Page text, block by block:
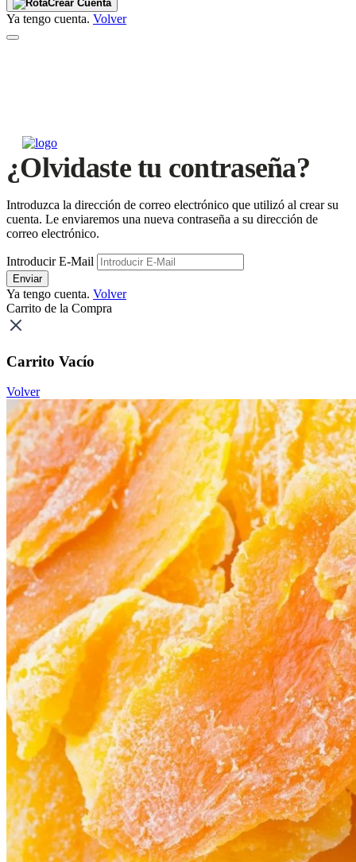
Crear Cuenta
Ya tengo cuenta. Volver
¿Olvidaste tu contraseña?
Introduzca la dirección de correo electrónico que utilizó al crear su
cuenta. Le enviaremos una nueva contraseña a su dirección de
correo electrónico.
Introducir E-Mail
Enviar
Ya tengo cuenta. Volver
Carrito de la Compra
Carrito Vacío
Volver